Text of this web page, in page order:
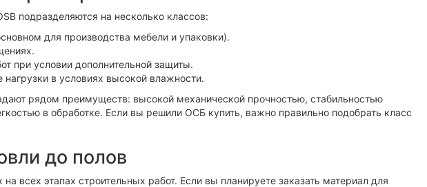
подразделяются на несколько классов:
для производства мебели и упаковки).
при условии дополнительной защиты.
в условиях высокой влажности.
рядом преимуществ: высокой механической прочностью, стабильностью
в обработке. Если вы решили ОСБ купить, важно правильно подобрать класс
до полов
на всех этапах строительных работ. Если вы планируете заказать материал для